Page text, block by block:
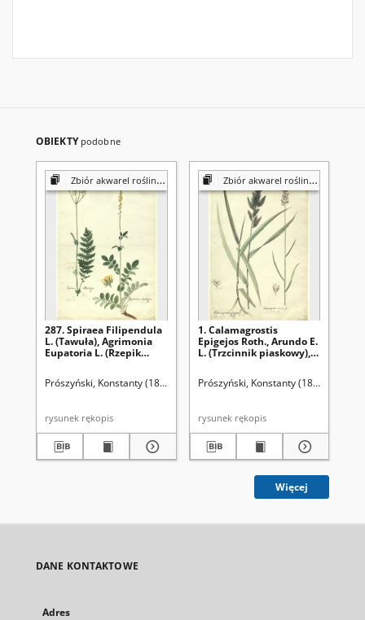
OBIEKTY podobne
Zbiór akwarel roślin Konstantego Prószyńskiego
287. Spiraea Filipendula
L. (Tawuła), Agrimonia
Eupatoria L. (Rzepik
Prószyński, Konstanty (1859-1936)
rysunek rękopis
Zbiór akwarel roślin Konstantego Prószyńskiego
1. Calamagrostis
Epigejos Roth., Arundo E.
L. (Trzcinnik piaskowy),
(Trzcinnik prosty)
Prószyński, Konstanty (1859-1936)
rysunek rękopis
Więcej
DANE KONTAKTOWE
Adres